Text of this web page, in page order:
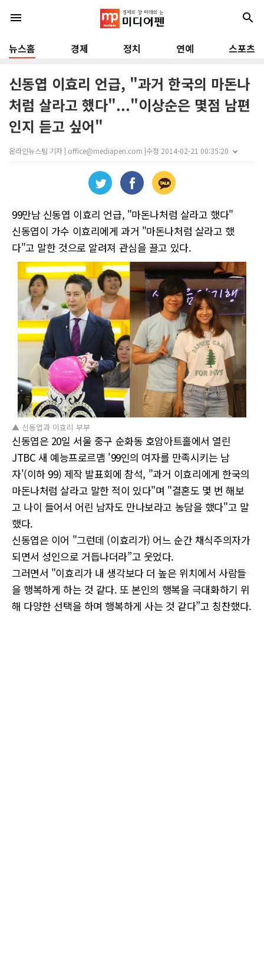
menu search
뉴스홈 경제 정치 연예 스포츠
신동엽 이효리 언급, "과거 한국의 마돈나
처럼 살라고 했다"..."이상순은 몇점 남편
인지 듣고 싶어"
온라인뉴스팀 기자 | office@mediapen.com |수정 2014-02-21 00:35:20
99만남 신동엽 이효리 언급, "마돈나처럼 살라고 했다"
신동엽이 가수 이효리에게 과거 "마돈나처럼 살라고 했
다"고 말한 것으로 알려져 관심을 끌고 있다.
▲ 신동엽과 이효리 부부
신동엽은 20일 서울 중구 순화동 호암아트홀에서 열린
JTBC 새 예능프로르맴 '99인의 여자를 만족시키는 남
자'(이하 99) 제작 발표회에 참석, "과거 이효리에게 한국의
마돈나처럼 살라고 말한 적이 있다"며 "결혼도 몇 번 해보
고 나이 들어서 어린 남자도 만나보라고 농담을 했다"고 말
했다.
신동엽은 이어 "그런데 (이효리가) 어느 순간 채식주의자가
되면서 성인으로 거듭나더라”고 웃었다.
그러면서 "이효리가 내 생각보다 더 높은 위치에서 사람들
을 행복하게 하는 것 같다. 또 본인의 행복을 극대화하기 위
해 다양한 선택을 하며 행복하게 사는 것 같다”고 칭찬했다.